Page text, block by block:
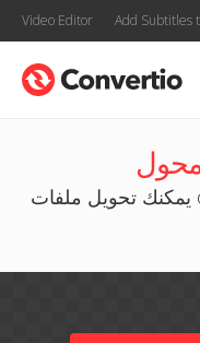
Video Editor Add Subtitles
يمكنك تحويل ملفات otf إلى jp2 على الإنترنت وبشكل